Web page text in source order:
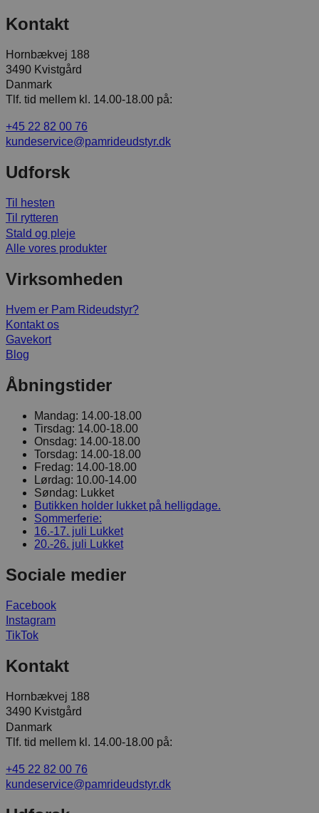
Kontakt
Hornbækvej 188
3490 Kvistgård
Danmark
Tlf. tid mellem kl. 14.00-18.00 på:
+45 22 82 00 76
kundeservice@pamrideudstyr.dk
Udforsk
Til hesten
Til rytteren
Stald og pleje
Alle vores produkter
Virksomheden
Hvem er Pam Rideudstyr?
Kontakt os
Gavekort
Blog
Åbningstider
Mandag: 14.00-18.00
Tirsdag: 14.00-18.00
Onsdag: 14.00-18.00
Torsdag: 14.00-18.00
Fredag: 14.00-18.00
Lørdag: 10.00-14.00
Søndag: Lukket
Butikken holder lukket på helligdage.
Sommerferie:
16.-17. juli Lukket
20.-26. juli Lukket
Sociale medier
Facebook
Instagram
TikTok
Kontakt
Hornbækvej 188
3490 Kvistgård
Danmark
Tlf. tid mellem kl. 14.00-18.00 på:
+45 22 82 00 76
kundeservice@pamrideudstyr.dk